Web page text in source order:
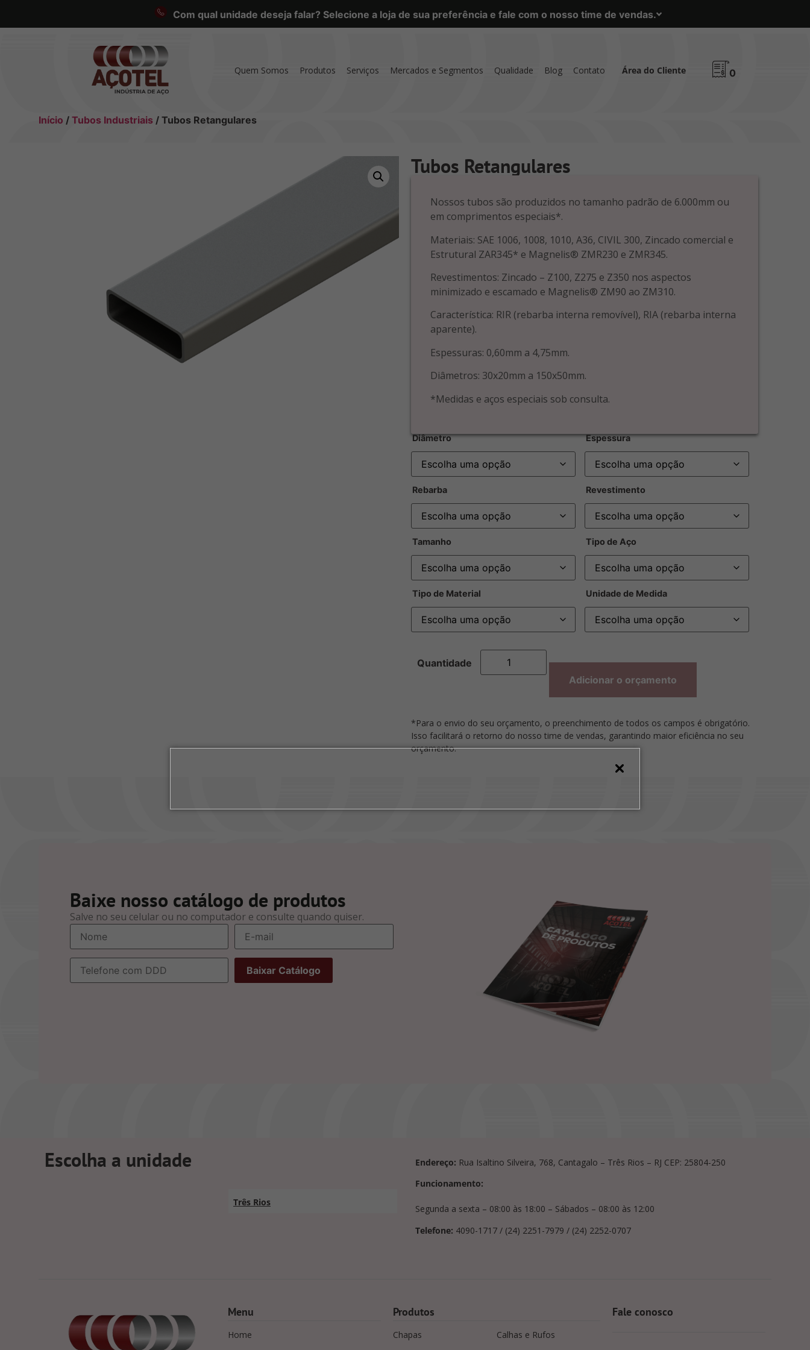
Com qual unidade deseja falar? Selecione a loja de sua preferência e fale com o nosso time de vendas.
Quem Somos Produtos Serviços Mercados e Segmentos Qualidade Blog Contato Área do Cliente 0
Início / Tubos Industriais / Tubos Retangulares
Tubos Retangulares
Nossos tubos são produzidos no tamanho padrão de 6.000mm ou
em comprimentos especiais*.
Materiais: SAE 1006, 1008, 1010, A36, CIVIL 300, Zincado comercial e
Estrutural ZAR345* e Magnelis® ZMR230 e ZMR345.
Revestimentos: Zincado – Z100, Z275 e Z350 nos aspectos
minimizado e escamado e Magnelis® ZM90 ao ZM310.
Característica: RIR (rebarba interna removível), RIA (rebarba interna
aparente).
Espessuras: 0,60mm a 4,75mm.
Diâmetros: 30x20mm a 150x50mm.
*Medidas e aços especiais sob consulta.
Diâmetro Espessura
Rebarba Revestimento
Tamanho Tipo de Aço
Tipo de Material Unidade de Medida
Adicionar o orçamento
*Para o envio do seu orçamento, o preenchimento de todos os campos é obrigatório.
Isso facilitará o retorno do nosso time de vendas, garantindo maior eficiência no seu
orçamento.
Baixe nosso catálogo de produtos
Salve no seu celular ou no computador e consulte quando quiser.
Escolha a unidade
Três Rios
Endereço: Rua Isaltino Silveira, 768, Cantagalo – Três Rios – RJ CEP: 25804-250
Funcionamento:
Segunda a sexta – 08:00 às 18:00 – Sábados – 08:00 às 12:00
Telefone: 4090-1717 / (24) 2251-7979 / (24) 2252-0707
Menu
Home
Produtos
Chapas Calhas e Rufos
Fale conosco